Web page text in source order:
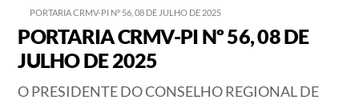
PORTARIA CRMV-PI Nº 56, 08 DE JULHO DE 2025
PORTARIA CRMV-PI Nº 56, 08 DE
JULHO DE 2025
O PRESIDENTE DO CONSELHO REGIONAL DE